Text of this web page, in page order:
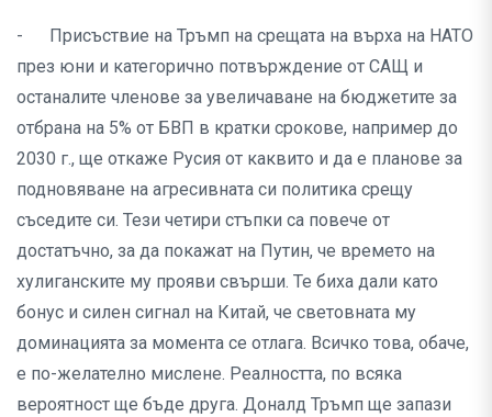
- Присъствие на Тръмп на срещата на върха на НАТО
през юни и категорично потвърждение от САЩ и
останалите членове за увеличаване на бюджетите за
отбрана на 5% от БВП в кратки срокове, например до
2030 г., ще откаже Русия от каквито и да е планове за
подновяване на агресивната си политика срещу
съседите си. Тези четири стъпки са повече от
достатъчно, за да покажат на Путин, че времето на
хулиганските му прояви свърши. Те биха дали като
бонус и силен сигнал на Китай, че световната му
доминацията за момента се отлага. Всичко това, обаче,
е по-желателно мислене. Реалността, по всяка
вероятност ще бъде друга. Доналд Тръмп ще запази